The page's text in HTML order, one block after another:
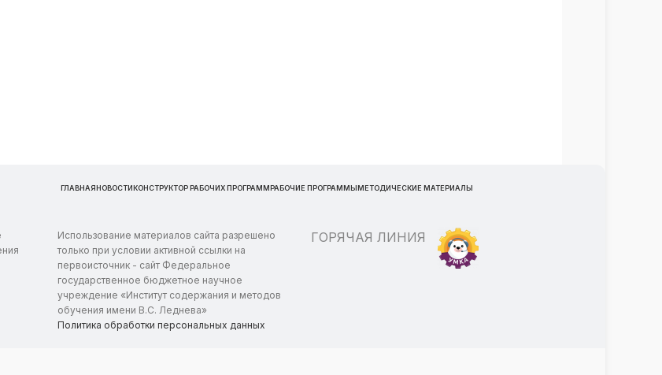
ГЛАВНАЯНОВОСТИКОНСТРУКТОР РАБОЧИХ ПРОГРАММРАБОЧИЕ ПРОГРАММЫМЕТОДИЧЕСКИЕ МАТЕРИАЛЫ
Использование материалов сайта разрешено
только при условии активной ссылки на
первоисточник - сайт Федеральное
государственное бюджетное научное
учреждение «Институт содержания и методов
обучения имени В.С. Леднева»
Политика обработки персональных данных
ГОРЯЧАЯ ЛИНИЯ